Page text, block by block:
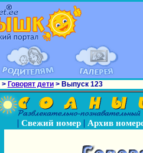
> Говорят дети> Выпуск 123
| Свежий номер| Архив